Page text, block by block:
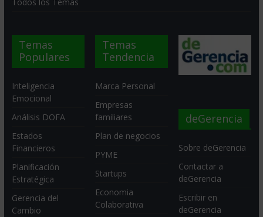
Temas
Populares
Inteligencia
Emocional
Análisis DOFA
Estados
Financieros
Planificación
Estratégica
Gerencia del
Cambio
Temas
Tendencia
Marca Personal
Empresas
familiares
Plan de negocios
PYME
Startups
Economia
Colaborativa
deGerencia
Sobre deGerencia
Contactar a
deGerencia
Escribir en
deGerencia